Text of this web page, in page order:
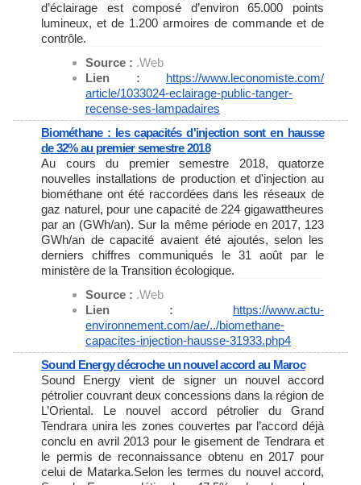
d’éclairage est composé d’environ 65.000 points
lumineux, et de 1.200 armoires de commande et de
contrôle.
Source : .Web
Lien : https://www.leconomiste.com/
article/1033024-eclairage-public-tanger-
recense-ses-lampadaires
Biométhane : les capacités d'injection sont en hausse
de 32% au premier semestre 2018
Au cours du premier semestre 2018, quatorze
nouvelles installations de production et d'injection au
biométhane ont été raccordées dans les réseaux de
gaz naturel, pour une capacité de 224 gigawattheures
par an (GWh/an). Sur la même période en 2017, 123
GWh/an de capacité avaient été ajoutés, selon les
derniers chiffres communiqués le 31 août par le
ministère de la Transition écologique.
Source : .Web
Lien : https://www.actu-
environnement.com/ae/../biomethane-
capacites-injection-hausse-31933.php4
Sound Energy décroche un nouvel accord au Maroc
Sound Energy vient de signer un nouvel accord
pétrolier couvrant deux concessions dans la région de
L’Oriental. Le nouvel accord pétrolier du Grand
Tendrara unira les zones couvertes par l’accord déjà
conclu en avril 2013 pour le gisement de Tendrara et
le permis de reconnaissance obtenu en 2017 pour
celui de Matarka.Selon les termes du nouvel accord,